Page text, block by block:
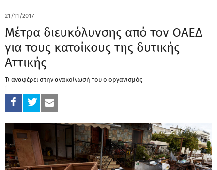
21/11/2017
Μέτρα διευκόλυνσης από τον ΟΑΕΔ
για τους κατοίκους της δυτικής
Αττικής
Τι αναφέρει στην ανακοίνωσή του ο οργανισμός